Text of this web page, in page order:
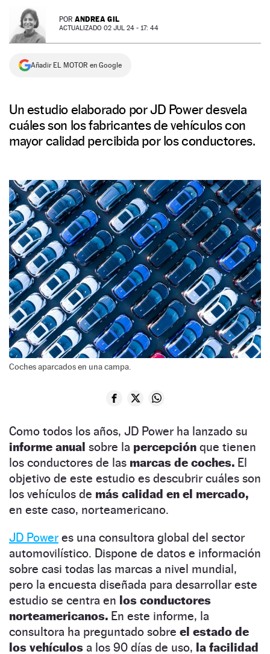
NEWSLETTER POR ANDREA GIL
ACTUALIZADO 02 JUL 24 - 17: 44
Añadir EL MOTOR en Google
Un estudio elaborado por JD Power desvela
cuáles son los fabricantes de vehículos con
mayor calidad percibida por los conductores.
Coches aparcados en una campa.
Como todos los años, JD Power ha lanzado su
informe anual sobre la percepción que tienen
los conductores de las marcas de coches. El
objetivo de este estudio es descubrir cuáles son
los vehículos de más calidad en el mercado,
en este caso, norteamericano.
JD Power es una consultora global del sector
automovilístico. Dispone de datos e información
sobre casi todas las marcas a nivel mundial,
pero la encuesta diseñada para desarrollar este
estudio se centra en los conductores
norteamericanos. En este informe, la
consultora ha preguntado sobre el estado de
los vehículos a los 90 días de uso, la facilidad